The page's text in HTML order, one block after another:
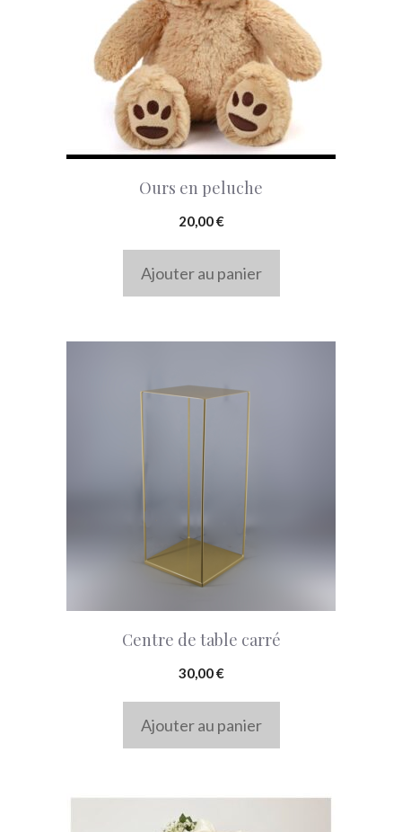
Ours en peluche
20,00€
Ajouter au panier
Centre de table carré
30,00€
Ajouter au panier